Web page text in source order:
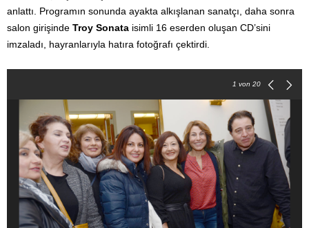
anlattı. Programın sonunda ayakta alkışlanan sanatçı, daha sonra
salon girişinde Troy Sonata isimli 16 eserden oluşan CD’sini
imzaladı, hayranlarıyla hatıra fotoğrafı çektirdi.
1 von 20